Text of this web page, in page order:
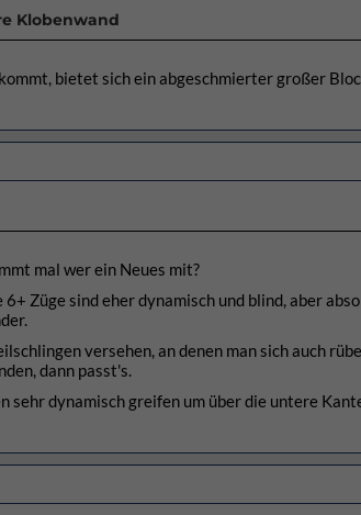
Klobenwand
bietet sich ein abgeschmierter großer
mal wer ein Neues mit?
Züge sind eher dynamisch und blind, aber
versehen, an denen man sich auch
dann passt's.
dynamisch greifen um über die untere